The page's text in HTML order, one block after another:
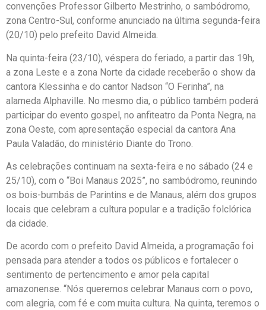
convenções Professor Gilberto Mestrinho, o sambódromo,
zona Centro-Sul, conforme anunciado na última segunda-feira
(20/10) pelo prefeito David Almeida.
Na quinta-feira (23/10), véspera do feriado, a partir das 19h,
a zona Leste e a zona Norte da cidade receberão o show da
cantora Klessinha e do cantor Nadson “O Ferinha”, na
alameda Alphaville. No mesmo dia, o público também poderá
participar do evento gospel, no anfiteatro da Ponta Negra, na
zona Oeste, com apresentação especial da cantora Ana
Paula Valadão, do ministério Diante do Trono.
As celebrações continuam na sexta-feira e no sábado (24 e
25/10), com o “Boi Manaus 2025”, no sambódromo, reunindo
os bois-bumbás de Parintins e de Manaus, além dos grupos
locais que celebram a cultura popular e a tradição folclórica
da cidade.
De acordo com o prefeito David Almeida, a programação foi
pensada para atender a todos os públicos e fortalecer o
sentimento de pertencimento e amor pela capital
amazonense. “Nós queremos celebrar Manaus com o povo,
com alegria, com fé e com muita cultura. Na quinta, teremos o